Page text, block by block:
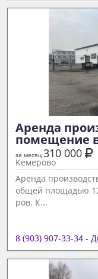
Аренда
помещение
за месяц 310 000
Кемерово
Аренда
общей площадью
ров. К...
8 (903) 907-33-34 -